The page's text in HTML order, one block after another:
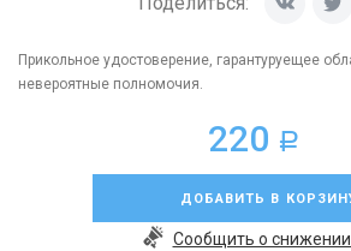
Прикольное удостоверение, гарантуруещее
невероятные полномочия.
220 a
ДОБАВИТЬ В
Сообщить о